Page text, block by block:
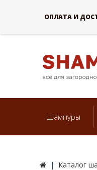
Шампуры
Каталог
ОПЛАТА И